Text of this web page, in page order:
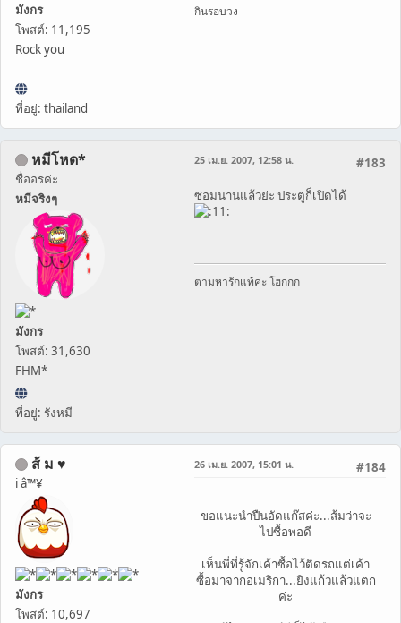
มังกร
โพสต์: 11,195
Rock you
ที่อยู่: thailand
กินรอบวง
หมีโหด*
ชื่ออรค่ะ
หมีจริงๆ
มังกร
โพสต์: 31,630
FHM*
ที่อยู่: รังหมี
#183
25 เม.ย. 2007, 12:58 น.
ซ่อมนานแล้วย่ะ ประตูก็เปิดได้
ตามหารักแท้ค่ะ โฮกกก
ส้ ม ♥
i â™¥
มังกร
โพสต์: 10,697
#184
26 เม.ย. 2007, 15:01 น.
ขอแนะนำปืนอัดแก๊สค่ะ...ส้มว่าจะ
ไปซื้อพอดี
เห็นพี่ที่รู้จักเค้าซื้อไว้ติดรถแต่เค้า
ซื้อมาจากอเมริกา...ยิงแก้วแล้วแตก
ค่ะ